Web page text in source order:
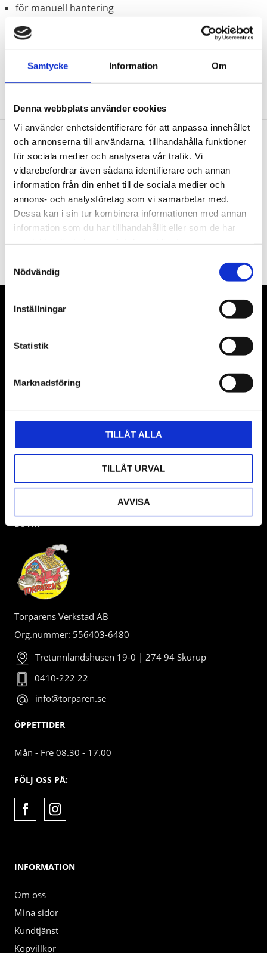
Samtycke Information Om
Denna webbplats använder cookies
Vi använder enhetsidentifierare för att anpassa innehållet
och annonserna till användarna, tillhandahålla funktioner
för sociala medier och analysera vår trafik. Vi
vidarebefordrar även sådana identifierare och annan
information från din enhet till de sociala medier och
annons- och analysföretag som vi samarbetar med.
Dessa kan i sin tur kombinera informationen med annan
information som du har tillhandahållit eller som de har
Nödvändig
Inställningar
Statistik
Marknadsföring
TILLÅT ALLA
TILLÅT URVAL
AVVISA
för manuell hantering
Matt satinerat
Krom vanadium
Nyhetsbrev
PRENUMERERA
VÅRA LEVERANTÖRER
Våra främsta leverantörer är KS Tools verktyg, ATH billyftar
& däckmaskiner och Master luftmaskiner. Kontakta oss
gärna om vad som helst då vi gör vårt yttersta för att hjälpa
kunden.
BUTIK
Torparens Verkstad AB
Org.nummer: 556403-6480
Tretunnlandshusen 19-0 | 274 94 Skurup
0410-222 22
info@torparen.se
ÖPPETTIDER
Mån - Fre 08.30 - 17.00
FÖLJ OSS PÅ:
INFORMATION
Om oss
Mina sidor
Kundtjänst
Köpvillkor